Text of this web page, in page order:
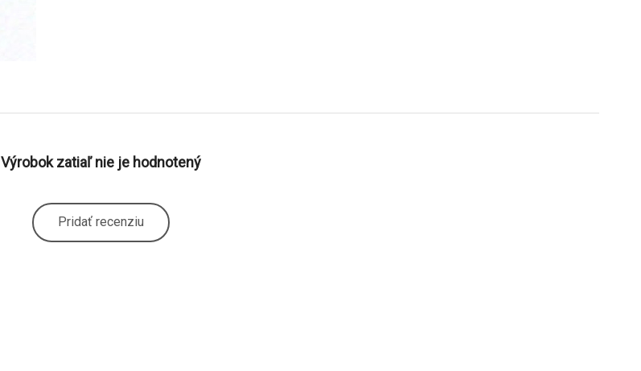
Výrobok zatiaľ nie je hodnotený
Pridať recenziu